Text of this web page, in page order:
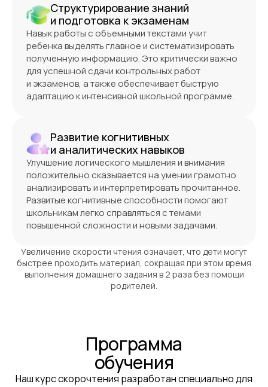
Структурирование знаний
и подготовка к экзаменам
Навык работы с объемными текстами учит
ребенка выделять главное и систематизировать
полученную информацию. Это критически важно
для успешной сдачи контрольных работ
и экзаменов, а также обеспечивает быструю
адаптацию к интенсивной школьной программе.
Развитие когнитивных
и аналитических навыков
Улучшение логического мышления и внимания
положительно сказывается на умении грамотно
анализировать и интерпретировать прочитанное.
Развитые когнитивные способности помогают
школьникам легко справляться с темами
повышенной сложности и новыми задачами.
Увеличение скорости чтения означает, что дети могут
быстрее проходить материал, сокращая при этом время
выполнения домашнего задания в 2 раза без помощи
родителей.
Программа
обучения
Наш курс скорочтения разработан специально для